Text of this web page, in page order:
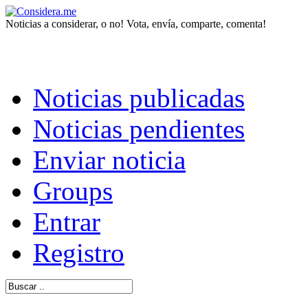
Noticias a considerar, o no! Vota, envía, comparte, comenta!
Noticias publicadas
Noticias pendientes
Enviar noticia
Groups
Entrar
Registro